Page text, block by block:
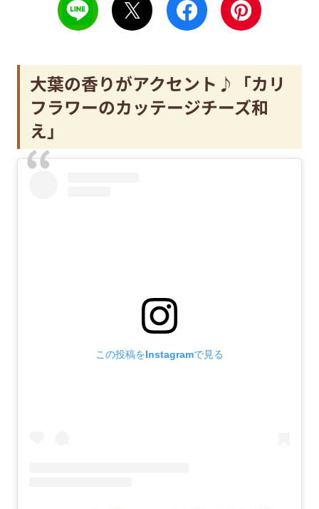
大葉の香りがアクセント♪「カリ
フラワーのカッテージチーズ和
え」
この投稿をInstagramで見る